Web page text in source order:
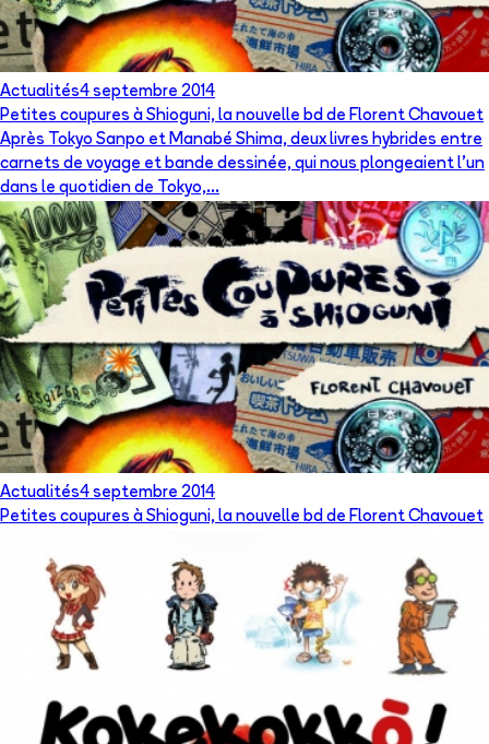
Actualités4 septembre 2014
Petites coupures à Shioguni, la nouvelle bd de Florent Chavouet
Après Tokyo Sanpo et Manabé Shima, deux livres hybrides entre
carnets de voyage et bande dessinée, qui nous plongeaient l'un
dans le quotidien de Tokyo,...
Actualités4 septembre 2014
Petites coupures à Shioguni, la nouvelle bd de Florent Chavouet